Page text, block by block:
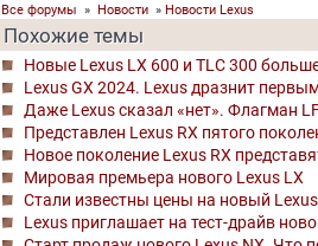
Все форумы » Новости » Новости Lexus
Похожие темы
Новые Lexus LX 600 и TLC 300
Lexus GX 2024. Lexus дразнит
Даже Lexus сказал «нет». Флагман
Представлен Lexus RX пятого
Новое поколение Lexus RX
Мировая премьера нового Lexus LX
Стали известны цены на новый
Lexus приглашает на тест-драйв